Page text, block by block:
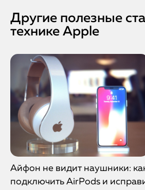
Другие полезные
технике Apple
Айфон не видит наушники:
подключить AirPods и